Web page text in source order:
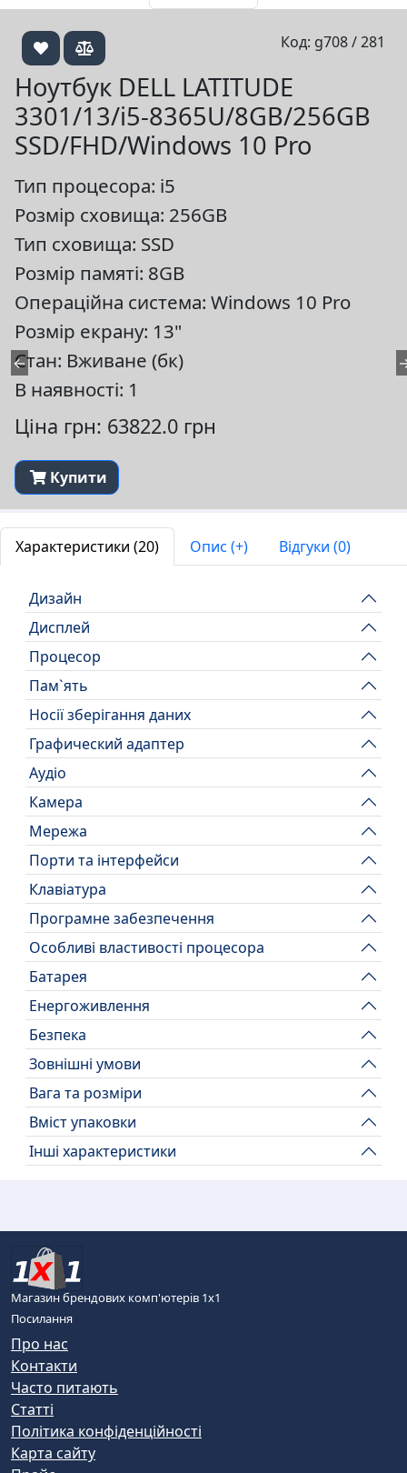
←
Код: g708 / 281
Ноутбук DELL LATITUDE
3301/13/i5-8365U/8GB/256GB
SSD/FHD/Windows 10 Pro
Тип процесора: i5
Розмір сховища: 256GB
Тип сховища: SSD
Розмір памяті: 8GB
Операційна система: Windows 10 Pro
Розмір екрану: 13"
Стан: Вживане (бк)
В наявності: 1
Ціна грн: 63822.0 грн
Купити
Характеристики (20) Опис (+) Відгуки (0)
Дизайн
Дисплей
Процесор
Пам`ять
Носії зберігання даних
Графический адаптер
Аудіо
Камера
Мережа
Порти та інтерфейси
Клавіатура
Програмне забезпечення
Особливі властивості процесора
Батарея
Енергоживлення
Безпека
Зовнішні умови
Вага та розміри
Вміст упаковки
Інші характеристики
Магазин брендових комп'ютерів 1х1
Посилання
Про нас
Контакти
Часто питають
Статті
Політика конфіденційності
Карта сайту